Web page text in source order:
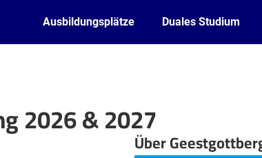
Ausbildungsplätze Duales Studium
2026 & 2027
| ©OpenStreetMap2contributors Über